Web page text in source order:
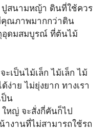
ปูสนามหญ้า ดินที่ใช้ควร
คุณภาพมากกว่าดิน
อุดมสมบูรณ์ ที่ต้นไม้
เป็นไม้เล็ก ไม้เล็ก ไม้
าย ไม่ยุ่งยาก ทางเรา
ป็น
หญ่ จะสั่งกี่คันก็ไป
งานที่ไม่สามารถใช้รถ